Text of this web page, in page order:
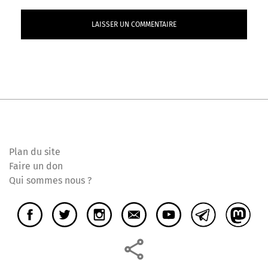
Plan du site
Faire un don
Qui sommes nous ?